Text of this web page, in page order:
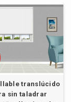
translúcido
sin taladrar